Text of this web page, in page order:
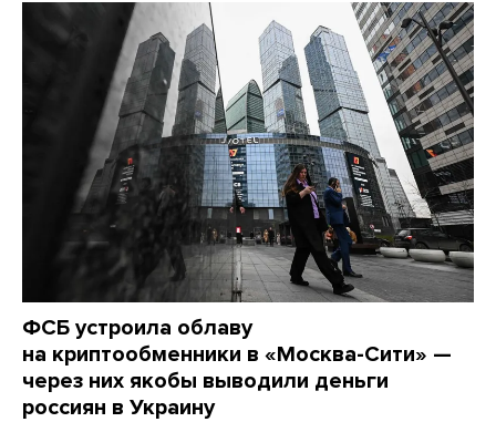
ФСБ устроила облаву
на криптообменники в «Москва-Сити» —
через них якобы выводили деньги
россиян в Украину